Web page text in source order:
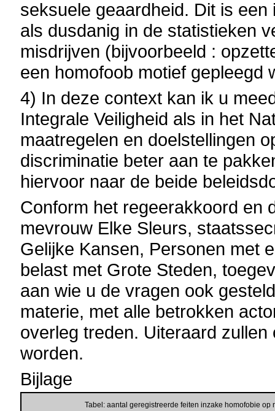
seksuele geaardheid. Dit is
als dusdanig in de statistieken
misdrijven (bijvoorbeeld :
een homofoob motief gepleegd
4) In deze context kan ik u
Integrale Veiligheid als in het
maatregelen en doelstellingen
discriminatie beter aan te
hiervoor naar de beide
Conform het regeerakkoord en
mevrouw Elke Sleurs,
Gelijke Kansen, Personen met
belast met Grote Steden,
aan wie u de vragen ook
materie, met alle betrokken
overleg treden. Uiteraard
worden.
Bijlage
Tabel: aantal geregistreerde feiten inzake homofobie